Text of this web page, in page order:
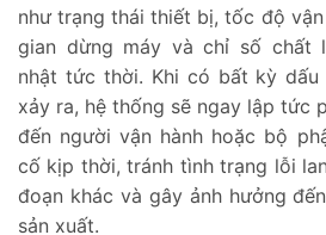
như trạng thái thiết bị, tốc độ
gian dừng máy và chỉ số chất
nhật tức thời. Khi có bất kỳ dấu
xảy ra, hệ thống sẽ ngay lập tức
đến người vận hành hoặc bộ
cố kịp thời, tránh tình trạng lỗi
đoạn khác và gây ảnh hưởng
sản xuất.